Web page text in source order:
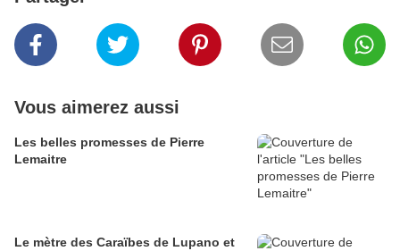
Vous aimerez aussi
Les belles promesses de Pierre
Lemaitre
Le mètre des Caraïbes de Lupano et